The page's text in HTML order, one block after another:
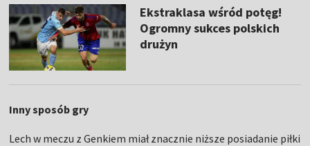
Ekstraklasa wśród potęg!
Ogromny sukces polskich
drużyn
Inny sposób gry
Lech w meczu z Genkiem miał znacznie niższe posiadanie piłki